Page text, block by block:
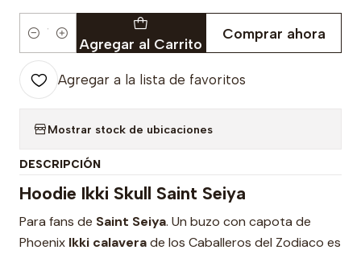
Cantidad Agregar al Carrito
Comprar ahora
Agregar a la lista de favoritos
Mostrar stock de ubicaciones
DESCRIPCIÓN
Hoodie Ikki Skull Saint Seiya
Para fans de Saint Seiya. Un buzo con capota de
Phoenix Ikki calaverade los Caballeros del Zodiaco es